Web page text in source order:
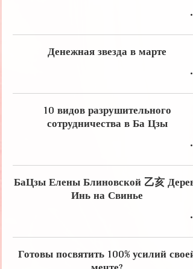
Денежная звезда в марте
10 видов разрушительного
сотрудничества в Ба Цзы
БаЦзы Елены Блиновской 乙亥
Инь на Свинье
Готовы посвятить 100% усилий своей